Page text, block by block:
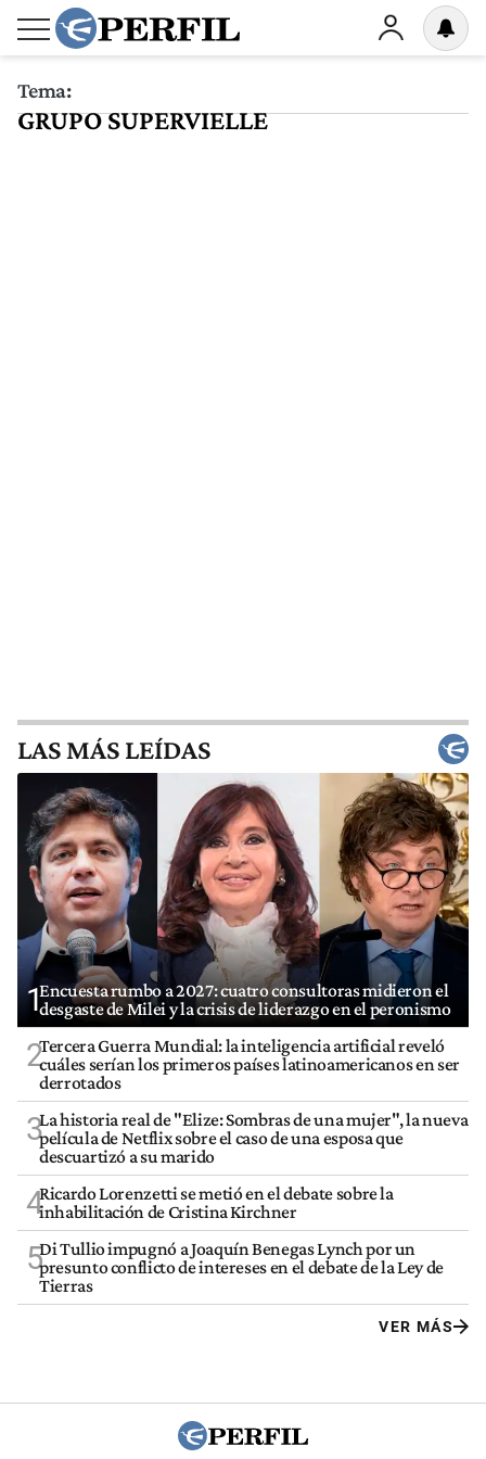
Tema:
GRUPO SUPERVIELLE
LAS MÁS LEÍDAS
1Encuesta rumbo a 2027: cuatro consultoras midieron el
desgaste de Milei y la crisis de liderazgo en el peronismo
2Tercera Guerra Mundial: la inteligencia artificial reveló
cuáles serían los primeros países latinoamericanos en ser
derrotados
3La historia real de "Elize: Sombras de una mujer", la nueva
película de Netflix sobre el caso de una esposa que
descuartizó a su marido
4Ricardo Lorenzetti se metió en el debate sobre la
inhabilitación de Cristina Kirchner
5Di Tullio impugnó a Joaquín Benegas Lynch por un
presunto conflicto de intereses en el debate de la Ley de
Tierras
VER MÁS